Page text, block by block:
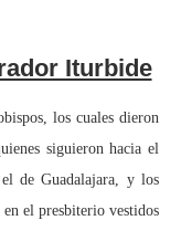
Iturbide
los cuales dieron
siguieron hacia el
de Guadalajara, y los
el presbiterio vestidos